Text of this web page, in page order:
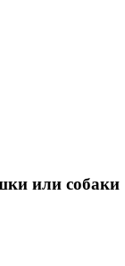
или собаки